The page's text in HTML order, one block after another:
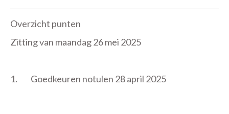
Overzicht punten
Zitting van maandag 26 mei 2025
1. Goedkeuren notulen 28 april 2025